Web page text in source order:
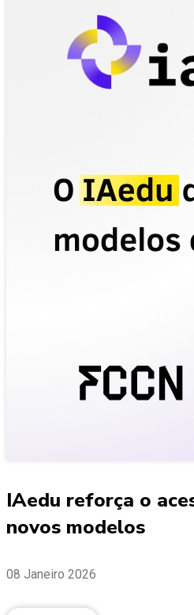
IAedu reforça o
novos modelos
08 Janeiro 2026